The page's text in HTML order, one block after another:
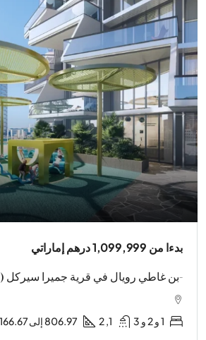
بدءا من 1,099,999 درهم إماراتي
-بن غاطي رويال في قرية جميرا سيركل (JVC)، دبي
1 و 2 و 3 1, 2 806.97 إلى 2,166.67